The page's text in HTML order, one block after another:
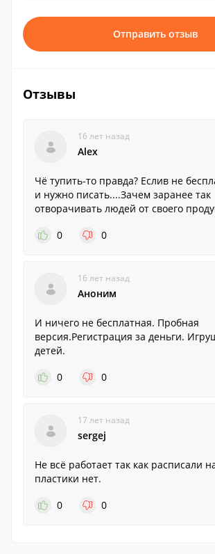
Отправить отзыв
Отзывы
16 лет назад
Alex
Чё тупить-то правда? Еслив не
и нужно писать....Зачем заранее так
отворачивать людей от своего
0
0
16 лет назад
Аноним
И ничего не бесплатная. Пробная
версия.Регистрация за деньги.
детей.
0
0
17 лет назад
sergej
Не всё работает так как расписали
пластики нет.
0
0